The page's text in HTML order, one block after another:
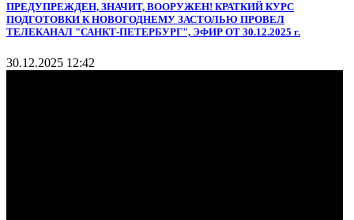
ПРЕДУПРЕЖДЕН, ЗНАЧИТ, ВООРУЖЕН! КРАТКИЙ КУРС
ПОДГОТОВКИ К НОВОГОДНЕМУ ЗАСТОЛЬЮ ПРОВЕЛ
ТЕЛЕКАНАЛ "САНКТ-ПЕТЕРБУРГ", ЭФИР ОТ 30.12.2025 г.
30.12.2025 12:42